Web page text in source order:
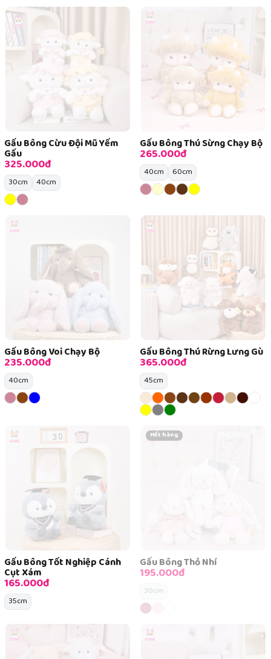
Gấu Bông Cừu Đội Mũ Yếm
Gấu
325.000đ
30cm 40cm
Gấu Bông Thú Sừng Chạy Bộ
265.000đ
40cm 60cm
Gấu Bông Voi Chạy Bộ
235.000đ
40cm
Gấu Bông Thú Rừng Lưng Gù
365.000đ
45cm
Gấu Bông Tốt Nghiệp Cánh
Cụt Xám
165.000đ
35cm
Hết hàng
Gấu Bông Thỏ Nhí
195.000đ
30cm